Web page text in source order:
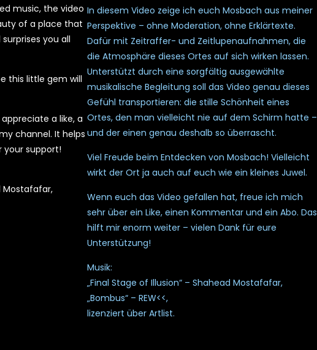
music, the video
of a place that
you all
this little gem will
a like, a
channel. It helps
support!
Mostafafar,
In diesem Video zeige ich euch Mosbach aus meiner
Perspektive – ohne Moderation, ohne Erklärtexte.
Dafür mit Zeitraffer- und Zeitlupenaufnahmen, die
die Atmosphäre dieses Ortes auf sich wirken lassen.
Unterstützt durch eine sorgfältig ausgewählte
musikalische Begleitung soll das Video genau dieses
Gefühl transportieren: die stille Schönheit eines
Ortes, den man vielleicht nie auf dem Schirm hatte –
und der einen genau deshalb so überrascht.
Viel Freude beim Entdecken von Mosbach! Vielleicht
wirkt der Ort ja auch auf euch wie ein kleines Juwel.
Wenn euch das Video gefallen hat, freue ich mich
sehr über ein Like, einen Kommentar und ein Abo. Das
hilft mir enorm weiter – vielen Dank für eure
Unterstützung!
Musik:
„Final Stage of Illusion“ – Shahead Mostafafar,
„Bombus“ – REW<<,
lizenziert über Artlist.